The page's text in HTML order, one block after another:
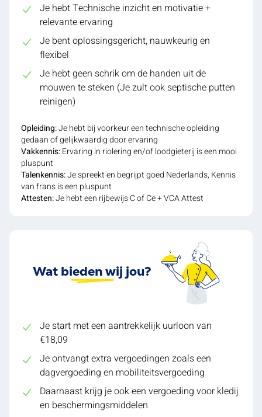
Je hebt Technische inzicht en motivatie +
relevante ervaring
Je bent oplossingsgericht, nauwkeurig en
flexibel
Je hebt geen schrik om de handen uit de
mouwen te steken (Je zult ook septische putten
reinigen)
Opleiding:Je hebt bij voorkeur een technische opleiding
gedaan of gelijkwaardig door ervaring
Vakkennis:Ervaring in riolering en/of loodgieterij is een mooi
pluspunt
Talenkennis:Je spreekt en begrijpt goed Nederlands, Kennis
van frans is een pluspunt
Attesten:Je hebt een rijbewijs C of Ce + VCA Attest
Wat bieden wij jou?
Je start met een aantrekkelijk uurloon van
€18,09
Je ontvangt extra vergoedingen zoals een
dagvergoeding en mobiliteitsvergoeding
Daarnaast krijg je ook een vergoeding voor kledij
en beschermingsmiddelen